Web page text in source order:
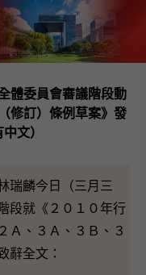
體委員會審議階段動
修訂）條例草案》發
文）
麟今日（三月三
段就《２０１０年行
Ａ、３Ａ、３Ｂ、３
辭全文：